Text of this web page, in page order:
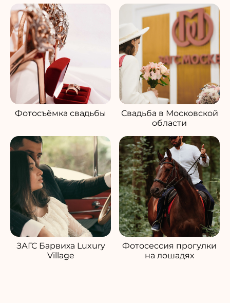
Фотосъёмка свадьбы
Свадьба в Московской
области
ЗАГС Барвиха Luxury
Village
Фотосессия прогулки
на лошадях